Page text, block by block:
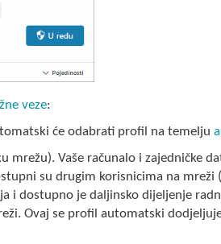
veze:
će odabrati profil na temelju
mrežu). Vaše računalo i zajedničke
su drugim korisnicima na
i dostupno je daljinsko dijeljenje
Ovaj se profil automatski